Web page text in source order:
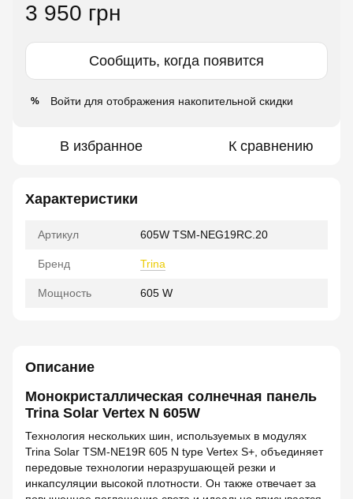
3 950 грн
Сообщить, когда появится
% Войти для отображения накопительной скидки
В избранное К сравнению
Характеристики
Артикул 605W TSM-NEG19RC.20
Бренд Trina
Мощность 605 W
Описание
Монокристаллическая солнечная панель
Trina Solar Vertex N 605W
Технология нескольких шин, используемых в модулях
Trina Solar TSM-NE19R 605 N type Vertex S+, объединяет
передовые технологии неразрушающей резки и
инкапсуляции высокой плотности. Он также отвечает за